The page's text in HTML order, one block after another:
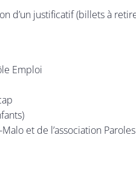
d’un justificatif (billets à
Emploi
et de l’association